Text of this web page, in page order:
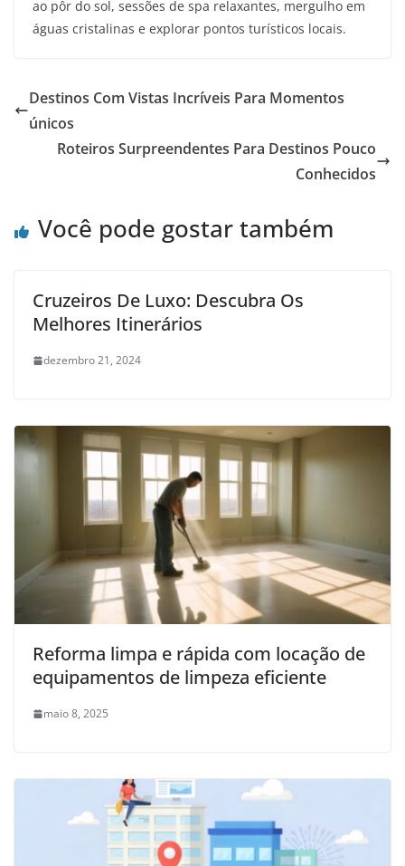
ao pôr do sol, sessões de spa relaxantes, mergulho em
águas cristalinas e explorar pontos turísticos locais.
Destinos Com Vistas Incríveis Para Momentos
únicos
Roteiros Surpreendentes Para Destinos Pouco
Conhecidos
Você pode gostar também
Cruzeiros De Luxo: Descubra Os
Melhores Itinerários
dezembro 21, 2024
Reforma limpa e rápida com locação de
equipamentos de limpeza eficiente
maio 8, 2025